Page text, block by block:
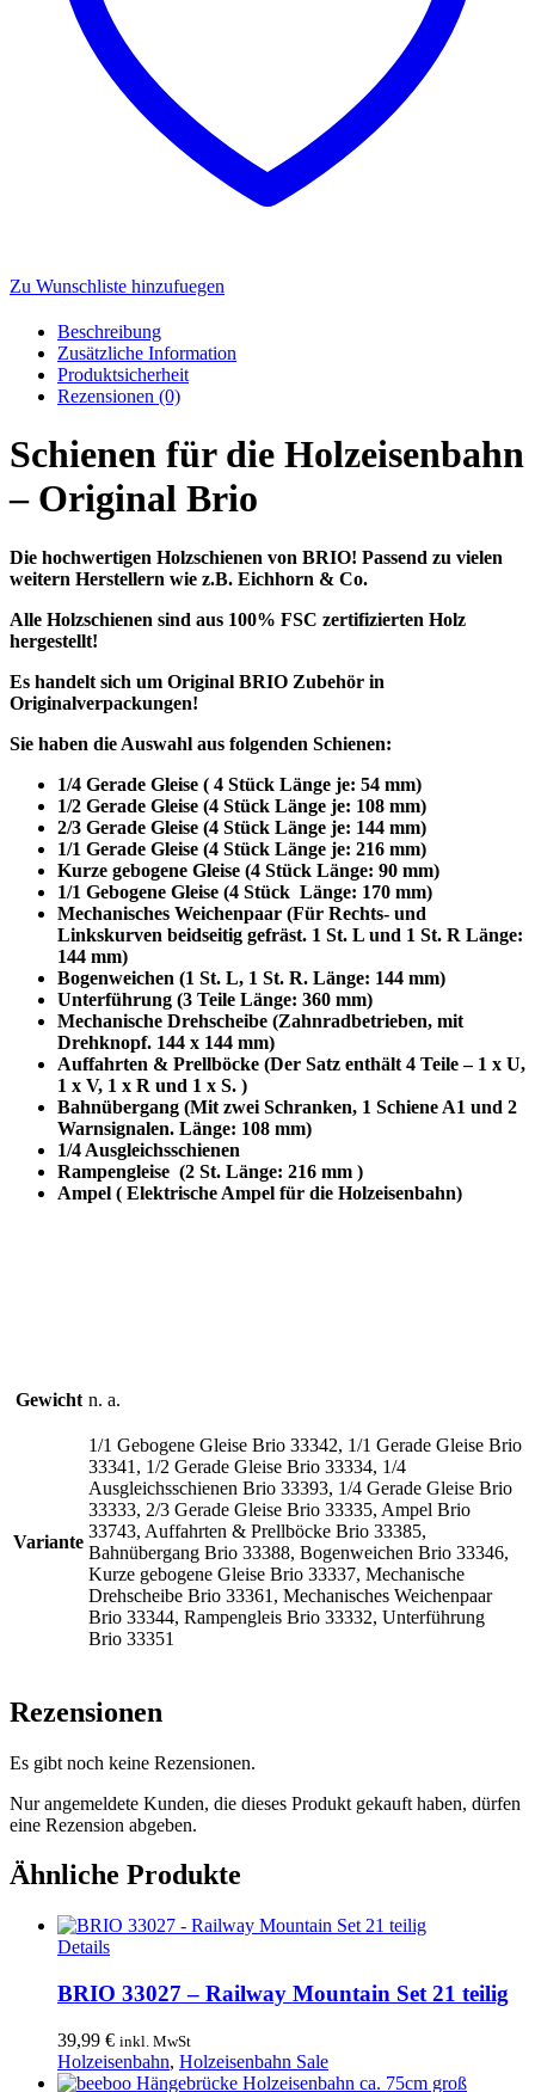
Zu Wunschliste hinzufuegen
Beschreibung
Zusätzliche Information
Produktsicherheit
Rezensionen (0)
Schienen für die Holzeisenbahn
– Original Brio
Die hochwertigen Holzschienen von BRIO! Passend zu vielen
weitern Herstellern wie z.B. Eichhorn & Co.
Alle Holzschienen sind aus 100% FSC zertifizierten Holz
hergestellt!
Es handelt sich um Original BRIO Zubehör in
Originalverpackungen!
Sie haben die Auswahl aus folgenden Schienen:
1/4 Gerade Gleise ( 4 Stück Länge je: 54 mm)
1/2 Gerade Gleise (4 Stück Länge je: 108 mm)
2/3 Gerade Gleise (4 Stück Länge je: 144 mm)
1/1 Gerade Gleise (4 Stück Länge je: 216 mm)
Kurze gebogene Gleise (4 Stück Länge: 90 mm)
1/1 Gebogene Gleise (4 Stück Länge: 170 mm)
Mechanisches Weichenpaar (Für Rechts- und
Linkskurven beidseitig gefräst. 1 St. L und 1 St. R Länge:
144 mm)
Bogenweichen (1 St. L, 1 St. R. Länge: 144 mm)
Unterführung (3 Teile Länge: 360 mm)
Mechanische Drehscheibe (Zahnradbetrieben, mit
Drehknopf. 144 x 144 mm)
Auffahrten & Prellböcke (Der Satz enthält 4 Teile – 1 x U,
1 x V, 1 x R und 1 x S. )
Bahnübergang (Mit zwei Schranken, 1 Schiene A1 und 2
Warnsignalen. Länge: 108 mm)
1/4 Ausgleichsschienen
Rampengleise (2 St. Länge: 216 mm )
Ampel ( Elektrische Ampel für die Holzeisenbahn)
Gewicht n. a.
Variante
1/1 Gebogene Gleise Brio 33342, 1/1 Gerade Gleise Brio
33341, 1/2 Gerade Gleise Brio 33334, 1/4
Ausgleichsschienen Brio 33393, 1/4 Gerade Gleise Brio
33333, 2/3 Gerade Gleise Brio 33335, Ampel Brio
33743, Auffahrten & Prellböcke Brio 33385,
Bahnübergang Brio 33388, Bogenweichen Brio 33346,
Kurze gebogene Gleise Brio 33337, Mechanische
Drehscheibe Brio 33361, Mechanisches Weichenpaar
Brio 33344, Rampengleis Brio 33332, Unterführung
Brio 33351
Rezensionen
Es gibt noch keine Rezensionen.
Nur angemeldete Kunden, die dieses Produkt gekauft haben, dürfen
eine Rezension abgeben.
Ähnliche Produkte
Details
BRIO 33027 – Railway Mountain Set 21 teilig
39,99 € inkl. MwSt
Holzeisenbahn, Holzeisenbahn Sale